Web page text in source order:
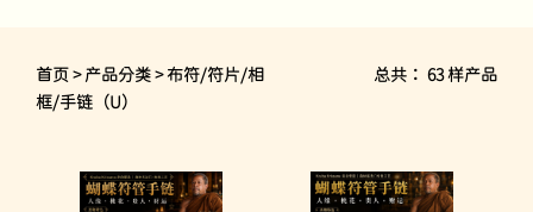
首页 > 产品分类 > 布符/符片/相
框/手链（U）
总共： 63 样产品